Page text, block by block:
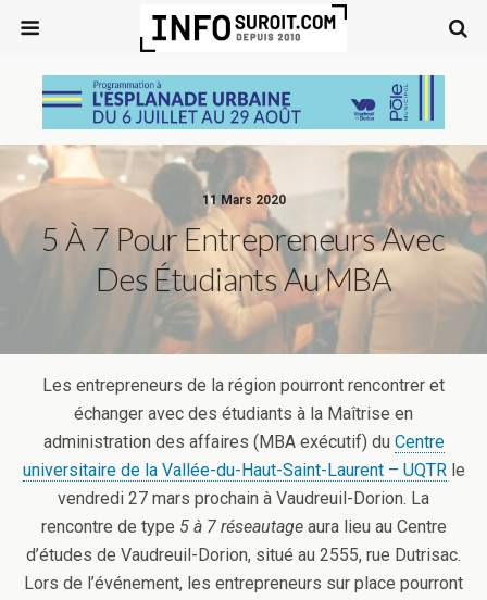
11 Mars 2020
5 À 7 Pour Entrepreneurs Avec
Des Étudiants Au MBA
Les entrepreneurs de la région pourront rencontrer et
échanger avec des étudiants à la Maîtrise en
administration des affaires (MBA exécutif) du Centre
universitaire de la Vallée-du-Haut-Saint-Laurent – UQTRle
vendredi 27 mars prochain à Vaudreuil-Dorion. La
rencontre de type 5 à 7 réseautageaura lieu au Centre
d’études de Vaudreuil-Dorion, situé au 2555, rue Dutrisac.
Lors de l’événement, les entrepreneurs sur place pourront